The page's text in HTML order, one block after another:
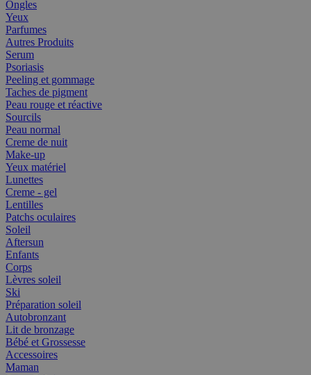
Ongles
Yeux
Parfumes
Autres Produits
Serum
Psoriasis
Peeling et gommage
Taches de pigment
Peau rouge et réactive
Sourcils
Peau normal
Creme de nuit
Make-up
Yeux matériel
Lunettes
Creme - gel
Lentilles
Patchs oculaires
Soleil
Aftersun
Enfants
Corps
Lèvres soleil
Ski
Préparation soleil
Autobronzant
Lit de bronzage
Bébé et Grossesse
Accessoires
Maman